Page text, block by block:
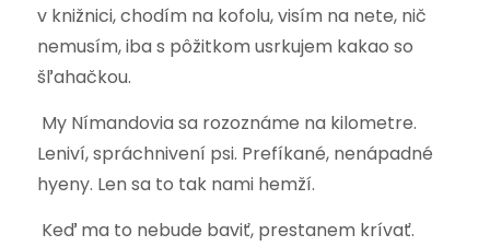
v knižnici, chodím na kofolu, visím na nete, nič
nemusím, iba s pôžitkom usrkujem kakao so
šľahačkou.
My Nímandovia sa rozoznáme na kilometre.
Leniví, spráchnivení psi. Prefíkané, nenápadné
hyeny. Len sa to tak nami hemží.
Keď ma to nebude baviť, prestanem krívať.